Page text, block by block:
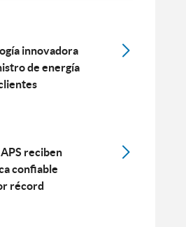
innovadora
de energía
reciben
confiable
récord